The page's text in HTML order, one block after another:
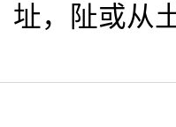
址，阯或从